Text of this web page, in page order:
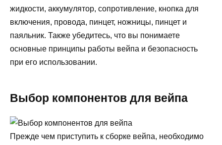
жидкости, аккумулятор, сопротивление, кнопка для
включения, провода, пинцет, ножницы, пинцет и
паяльник. Также убедитесь, что вы понимаете
основные принципы работы вейпа и безопасность
при его использовании.
Выбор компонентов для вейпа
Прежде чем приступить к сборке вейпа, необходимо